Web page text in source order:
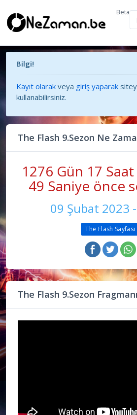
Beta
Bilgi!
Kayıt olarak veya giriş yaparak
kullanabilirsiniz.
The Flash 9.Sezon Ne
1276 Gün 17
49 Saniye önce
09 Şubat 2023
The Flash Sayfası
The Flash 9.Sezon Fragmanı